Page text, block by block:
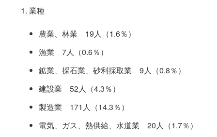
業種
農業、林業 19人（1.6％）
漁業 7人（0.6％）
鉱業、採石業、砂利採取業 9人（0.8％）
建設業 52人（4.3％）
製造業 171人（14.3％）
電気、ガス、熱供給、水道業 20人（1.7％）